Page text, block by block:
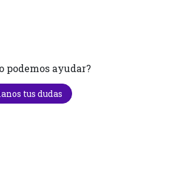
podemos ayudar?
tus dudas